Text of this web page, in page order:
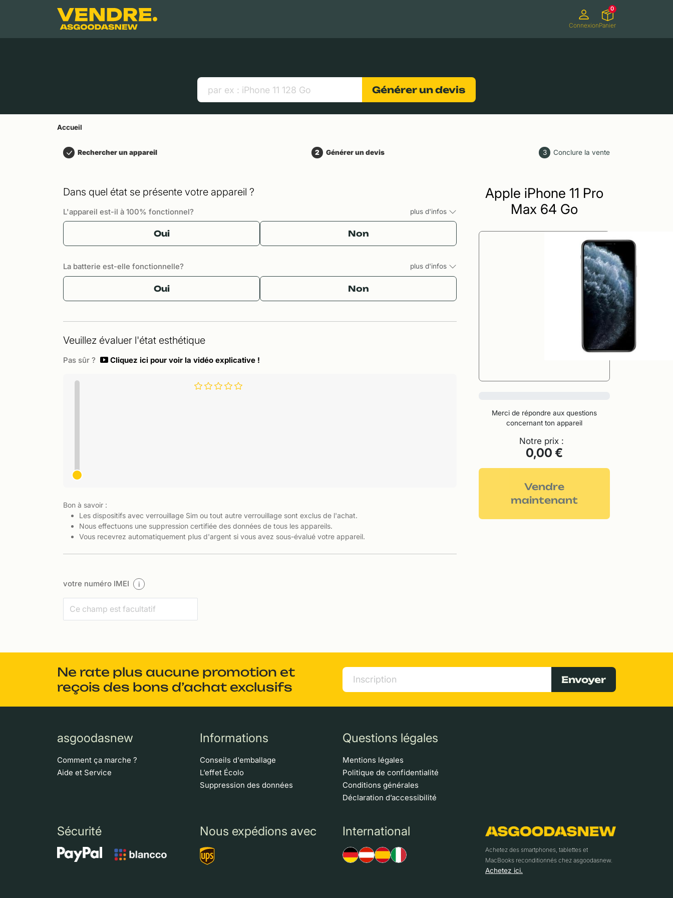
Contenu principal
ConnexionPanier
0
Générer un devis
Accueil
Rechercher un appareil 2 Générer un devis 3 Conclure la vente
Dans quel état se présente votre appareil ?
L'appareil est-il à 100% fonctionnel? plus d'infos
Oui Non
La batterie est-elle fonctionnelle? plus d'infos
Oui Non
Veuillez évaluer l'état esthétique
Pas sûr ? Cliquez ici pour voir la vidéo explicative !
Bon à savoir :
Les dispositifs avec verrouillage Sim ou tout autre verrouillage sont exclus de l'achat.
Nous effectuons une suppression certifiée des données de tous les appareils.
Vous recevrez automatiquement plus d'argent si vous avez sous-évalué votre appareil.
votre numéro IMEI i
Apple iPhone 11 Pro
Max 64 Go
Merci de répondre aux questions
concernant ton appareil
Notre prix :
0,00 €
Vendre
maintenant
Ne rate plus aucune promotion et
reçois des bons d’achat exclusifs
Envoyer
asgoodasnew
Comment ça marche ?
Aide et Service
Informations
Conseils d'emballage
L’effet Écolo
Suppression des données
Questions légales
Mentions légales
Politique de confidentialité
Conditions générales
Déclaration d’accessibilité
Sécurité Nous expédions avec International
Achetez des smartphones, tablettes et
MacBooks reconditionnés chez asgoodasnew.
Achetez ici.